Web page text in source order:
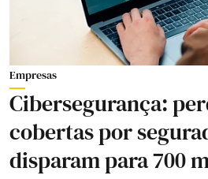
Empresas
Cibersegurança:
cobertas por
disparam para 700